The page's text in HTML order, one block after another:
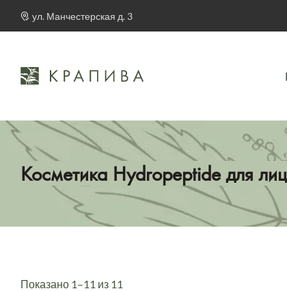
ул. Манчестерская д. 3
Косметика Hydropeptide для
Показано 1–11 из 11